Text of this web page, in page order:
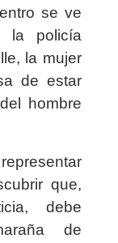
se ve
la policía
la mujer
de estar
hombre
que,
debe
de